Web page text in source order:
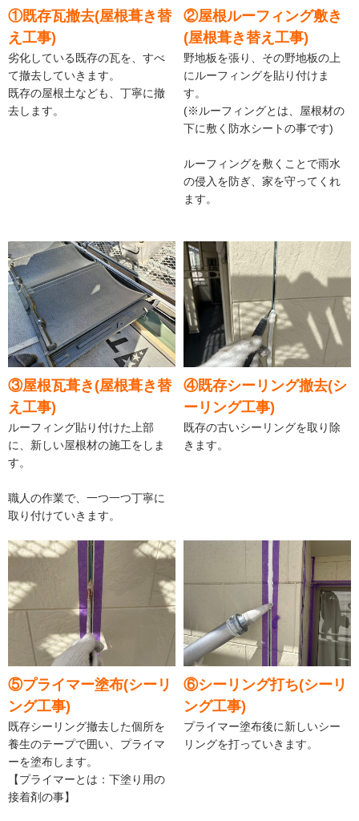
①既存瓦撤去(屋根葺き替
え工事)
劣化している既存の瓦を、すべ
て撤去していきます。
既存の屋根土なども、丁寧に撤
去します。
②屋根ルーフィング敷き
(屋根葺き替え工事)
野地板を張り、その野地板の上
にルーフィングを貼り付けま
す。
(※ルーフィングとは、屋根材の
下に敷く防水シートの事です)
ルーフィングを敷くことで雨水
の侵入を防ぎ、家を守ってくれ
ます。
③屋根瓦葺き(屋根葺き替
え工事)
ルーフィング貼り付けた上部
に、新しい屋根材の施工をしま
す。
職人の作業で、一つ一つ丁寧に
取り付けていきます。
④既存シーリング撤去(シ
ーリング工事)
既存の古いシーリングを取り除
きます。
⑤プライマー塗布(シーリ
ング工事)
既存シーリング撤去した個所を
養生のテープで囲い、プライマ
ーを塗布します。
【プライマーとは：下塗り用の
接着剤の事】
⑥シーリング打ち(シーリ
ング工事)
プライマー塗布後に新しいシー
リングを打っていきます。